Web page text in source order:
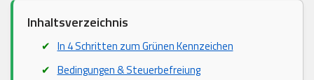
Inhaltsverzeichnis
In 4 Schritten zum Grünen Kennzeichen
Bedingungen & Steuerbefreiung